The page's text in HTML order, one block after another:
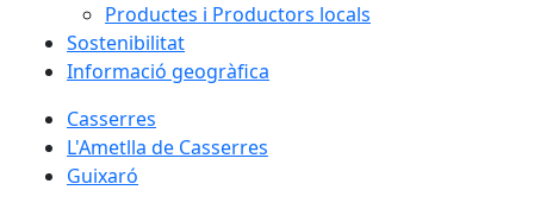
Productes i Productors locals
Sostenibilitat
Informació geogràfica
Casserres
L'Ametlla de Casserres
Guixaró